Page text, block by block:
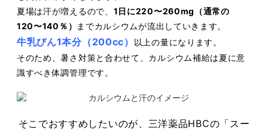
夏場は汗が増えるので、 1⽇に220〜260mg（通常の
120〜140％）
までカルシウムが流出 していきます。
⽜乳びん1本分（200cc）
以上の量になります。
そのため、暑さ対策と合わせて、カルシウム補給は夏に意
識すべき体調管理です。
そこでおすすめしたいのが、三洋薬品HBCの「スー